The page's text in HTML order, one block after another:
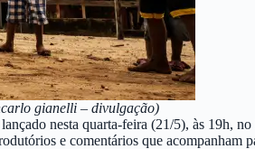
gianelli – divulgação)
nesta quarta-feira (21/5), às 19h,
e comentários que acompanham